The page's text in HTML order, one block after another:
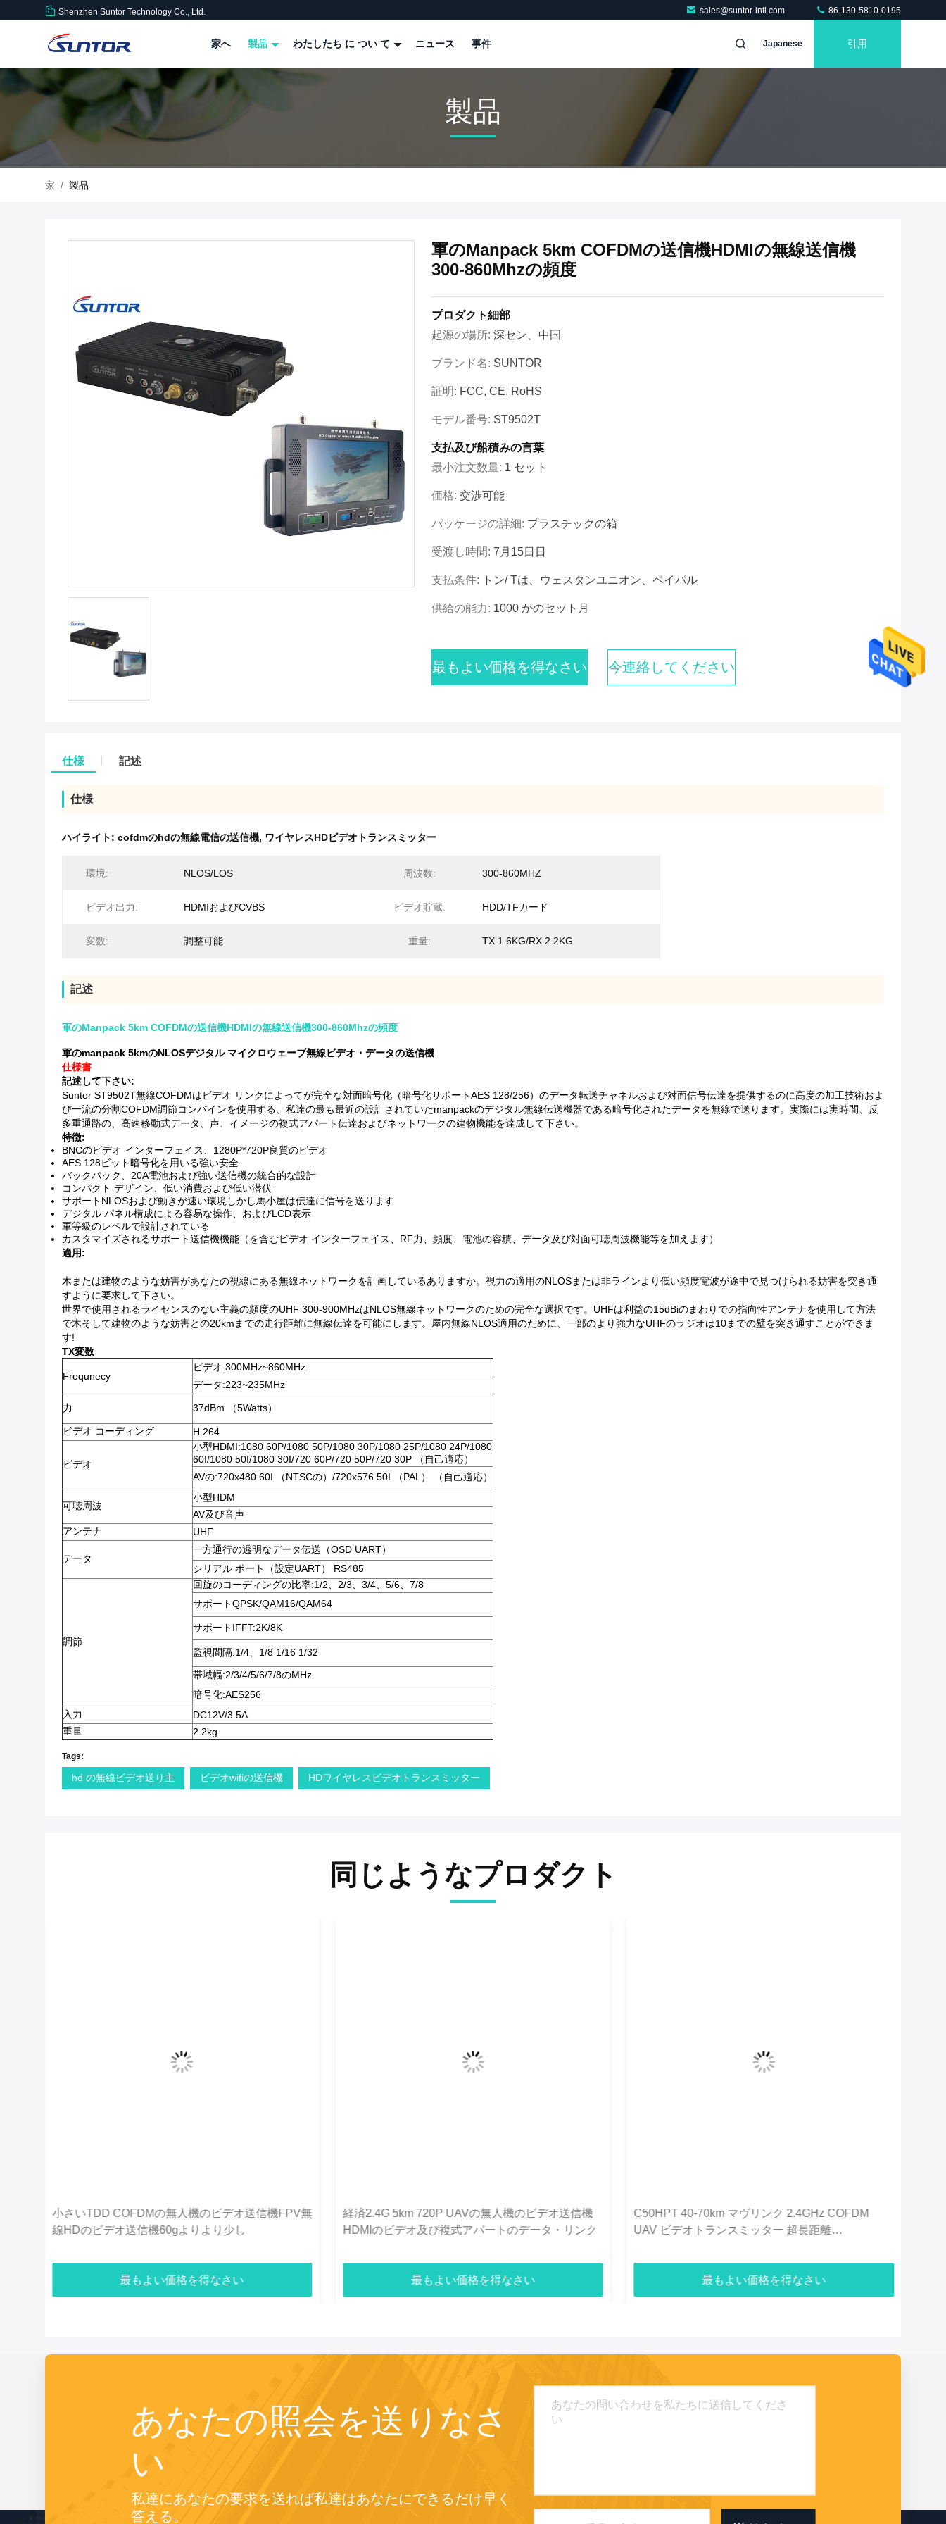
Shenzhen Suntor Technology Co., Ltd. sales@suntor-intl.com 86-130-5810-0195
家へ 製品 わたしたち に つい て ニュース 事件 Japanese 引用
製品
家 / 製品
軍のManpack 5km COFDMの送信機HDMIの無線送信機
300-860Mhzの頻度
プロダクト細部
起源の場所: 深セン、中国
ブランド名: SUNTOR
証明: FCC, CE, RoHS
モデル番号: ST9502T
支払及び船積みの言葉
最小注文数量: 1 セット
価格: 交渉可能
パッケージの詳細: プラスチックの箱
受渡し時間: 7月15日日
支払条件: トン/ Tは、ウェスタンユニオン、ペイパル
供給の能力: 1000 かのセット月
最もよい価格を得なさい 今連絡してください
仕様 記述
仕様
ハイライト: cofdmのhdの無線電信の送信機, ワイヤレスHDビデオトランスミッター
環境: NLOS/LOS 周波数: 300-860MHZ
ビデオ出力: HDMIおよびCVBS ビデオ貯蔵: HDD/TFカード
変数: 調整可能 重量: TX 1.6KG/RX 2.2KG
記述
軍のManpack 5km COFDMの送信機HDMIの無線送信機300-860Mhzの頻度
軍のmanpack 5kmのNLOSデジタル マイクロウェーブ無線ビデオ・データの送信機
仕様書
記述して下さい:
Suntor ST9502T無線COFDMはビデオ リンクによってが完全な対面暗号化（暗号化サポートAES 128/256）のデータ転送チャネルおよび対面信号伝達を提供するのに高度の加工技術およ
び一流の分割COFDM調節コンバインを使用する、私達の最も最近の設計されていたmanpackのデジタル無線伝送機器である暗号化されたデータを無線で送ります。実際には実時間、反
多重通路の、高速移動式データ、声、イメージの複式アパート伝達およびネットワークの建物機能を達成して下さい。
特徴:
BNCのビデオ インターフェイス、1280P*720P良質のビデオ
AES 128ビット暗号化を用いる強い安全
バックパック、20A電池および強い送信機の統合的な設計
コンパクト デザイン、低い消費および低い潜伏
サポートNLOSおよび動きが速い環境しかし馬小屋は伝達に信号を送ります
デジタル パネル構成による容易な操作、およびLCD表示
軍等級のレベルで設計されている
カスタマイズされるサポート送信機機能（を含むビデオ インターフェイス、RF力、頻度、電池の容積、データ及び対面可聴周波機能等を加えます）
適用:
木または建物のような妨害があなたの視線にある無線ネットワークを計画しているありますか。視力の適用のNLOSまたは非ラインより低い頻度電波が途中で見つけられる妨害を突き通
すように要求して下さい。
世界で使用されるライセンスのない主義の頻度のUHF 300-900MHzはNLOS無線ネットワークのための完全な選択です。UHFは利益の15dBiのまわりでの指向性アンテナを使用して方法
で木そして建物のような妨害との20kmまでの走行距離に無線伝達を可能にします。屋内無線NLOS適用のために、一部のより強力なUHFのラジオは10までの壁を突き通すことができま
す!
TX変数
Frequnecy
ビデオ:300MHz~860MHz
データ:223~235MHz
力 37dBm （5Watts）
ビデオ コーディング H.264
ビデオ
小型HDMI:1080 60P/1080 50P/1080 30P/1080 25P/1080 24P/1080
60I/1080 50I/1080 30I/720 60P/720 50P/720 30P （自己適応）
AVの:720x480 60I （NTSCの）/720x576 50I （PAL） （自己適応）
可聴周波
小型HDM
AV及び音声
アンテナ
UHF
データ
一方通行の透明なデータ伝送（OSD UART）
シリアル ポート（設定UART） RS485
調節
回旋のコーディングの比率:1/2、2/3、3/4、5/6、7/8
サポートQPSK/QAM16/QAM64
サポートIFFT:2K/8K
監視間隔:1/4、1/8 1/16 1/32
帯域幅:2/3/4/5/6/7/8のMHz
暗号化:AES256
入力
DC12V/3.5A
重量
2.2kg
Tags:
hd の無線ビデオ送り主 ビデオwifiの送信機 HDワイヤレスビデオトランスミッター
同じようなプロダクト
経済2.4G 5km 720P UAVの無人機のビデオ送信機
HDMIのビデオ及び複式アパートのデータ・リンク
最もよい価格を得なさい
C50HPT 40-70km マヴリンク 2.4GHz COFDM
UAV ビデオトランスミッター 超長距離
最もよい価格を得なさい
C50HPT UVA ビデオリンク メーカー COFDM ビデ
オ トランスミッター データ&ビデオ 送信システム
最もよい価格を得なさい
あなたの照会を送りなさ
い
私達にあなたの要求を送れば私達はあなたにできるだけ早く
答える。